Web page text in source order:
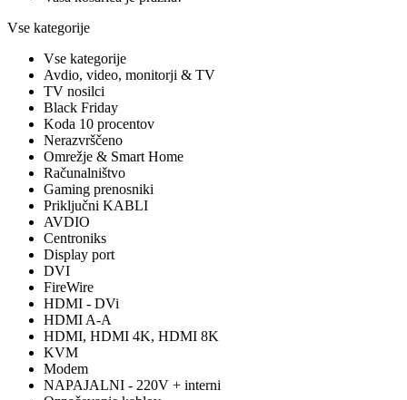
Vse kategorije
Vse kategorije
Avdio, video, monitorji & TV
TV nosilci
Black Friday
Koda 10 procentov
Nerazvrščeno
Omrežje & Smart Home
Računalništvo
Gaming prenosniki
Priključni KABLI
AVDIO
Centroniks
Display port
DVI
FireWire
HDMI - DVi
HDMI A-A
HDMI, HDMI 4K, HDMI 8K
KVM
Modem
NAPAJALNI - 220V + interni